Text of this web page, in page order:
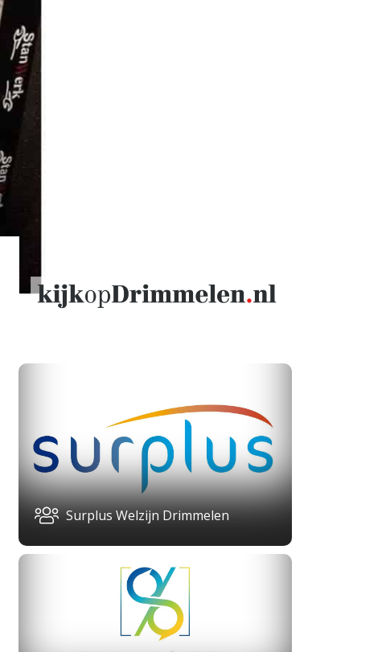
Surplus Welzijn Drimmelen